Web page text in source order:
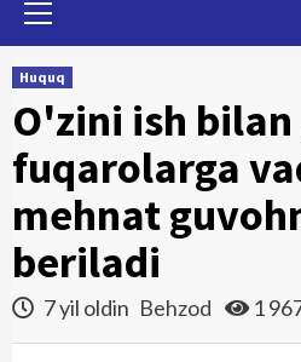
Huquq
O'zini ish
fuqarolarga
mehnat
beriladi
7 yil oldin Behzod 1